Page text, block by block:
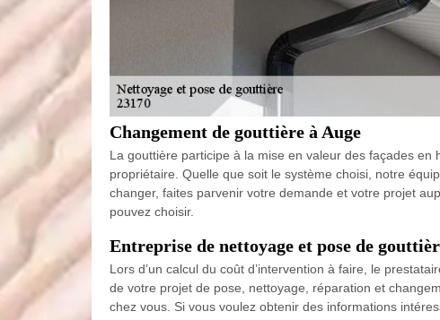
Changement de gouttière à Auge
La gouttière participe à la mise en valeur des façades
propriétaire. Quelle que soit le système choisi, notre
changer, faites parvenir votre demande et votre projet
pouvez choisir.
Entreprise de nettoyage et pose de
Lors d’un calcul du coût d’intervention à faire, le
de votre projet de pose, nettoyage, réparation et
chez vous. Si vous voulez obtenir des informations